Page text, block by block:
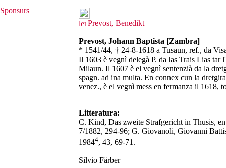
Sponsurs
Prevost, Benedikt
Prevost, Johann Baptista [Zambra]
* 1541/44, † 24-8-1618 a Tusaun, ref., da
Il 1603 è vegnì delegà P. da las Trais Lias tar
Milaun. Il 1607 è el vegnì sentenzià da la
spagn. ad ina multa. En connex cun la
venez., è el vegnì mess en fermanza il 1618,
Litteratura:
C. Kind, Das zweite Strafgericht in Thusis,
7/1882, 294-96; G. Giovanoli, Giovanni
19844, 43, 69-71.
Silvio Färber